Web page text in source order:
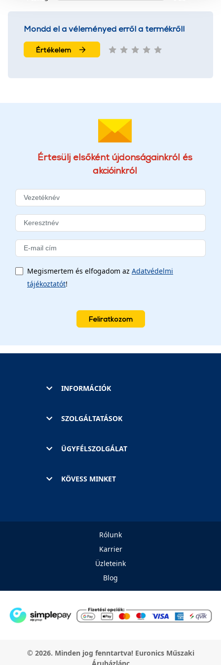
használatával Ön elfogadja a cookie-k használatát.
Mondd el a véleményed erről a termékről!
Értékelem
Értesülj elsőként újdonságainkról és
akcióinkról
Megismertem és elfogadom az Adatvédelmi
tájékoztatót!
Feliratkozom
INFORMÁCIÓK
SZOLGÁLTATÁSOK
ÜGYFÉLSZOLGÁLAT
KÖVESS MINKET
Rólunk
Karrier
Üzleteink
Blog
© 2026. Minden jog fenntartva! Euronics Műszaki